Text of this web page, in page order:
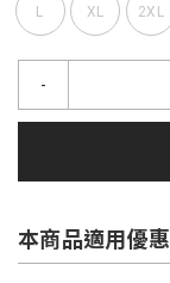
L XL 2XL
-
本商品適用優惠